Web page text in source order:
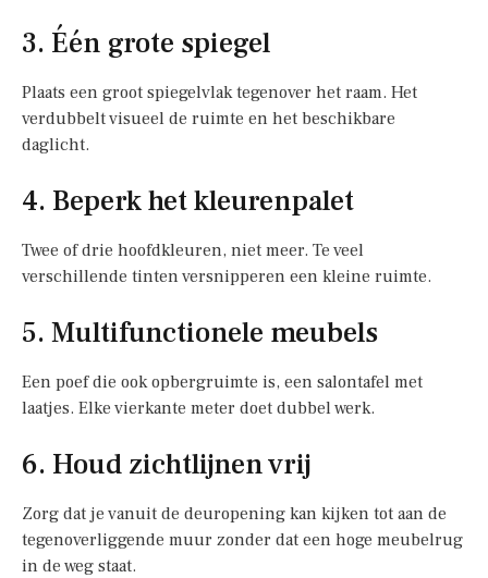
3. Één grote spiegel
Plaats een groot spiegelvlak tegenover het raam. Het
verdubbelt visueel de ruimte en het beschikbare
daglicht.
4. Beperk het kleurenpalet
Twee of drie hoofdkleuren, niet meer. Te veel
verschillende tinten versnipperen een kleine ruimte.
5. Multifunctionele meubels
Een poef die ook opbergruimte is, een salontafel met
laatjes. Elke vierkante meter doet dubbel werk.
6. Houd zichtlijnen vrij
Zorg dat je vanuit de deuropening kan kijken tot aan de
tegenoverliggende muur zonder dat een hoge meubelrug
in de weg staat.